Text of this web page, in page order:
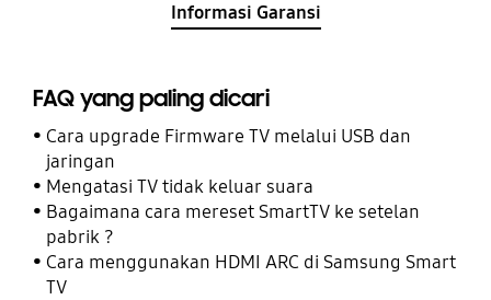
Informasi Garansi
FAQ yang paling dicari
Cara upgrade Firmware TV melalui USB dan
jaringan
Mengatasi TV tidak keluar suara
Bagaimana cara mereset SmartTV ke setelan
pabrik ?
Cara menggunakan HDMI ARC di Samsung Smart
TV